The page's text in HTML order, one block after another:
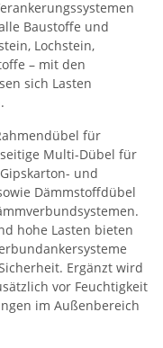
Baustoffe und
Lochstein,
– mit den
sich Lasten
für
Multi-Dübel für
und
Dämmstoffdübel
hohe Lasten bieten
Ergänzt wird
vor Feuchtigkeit
im Außenbereich